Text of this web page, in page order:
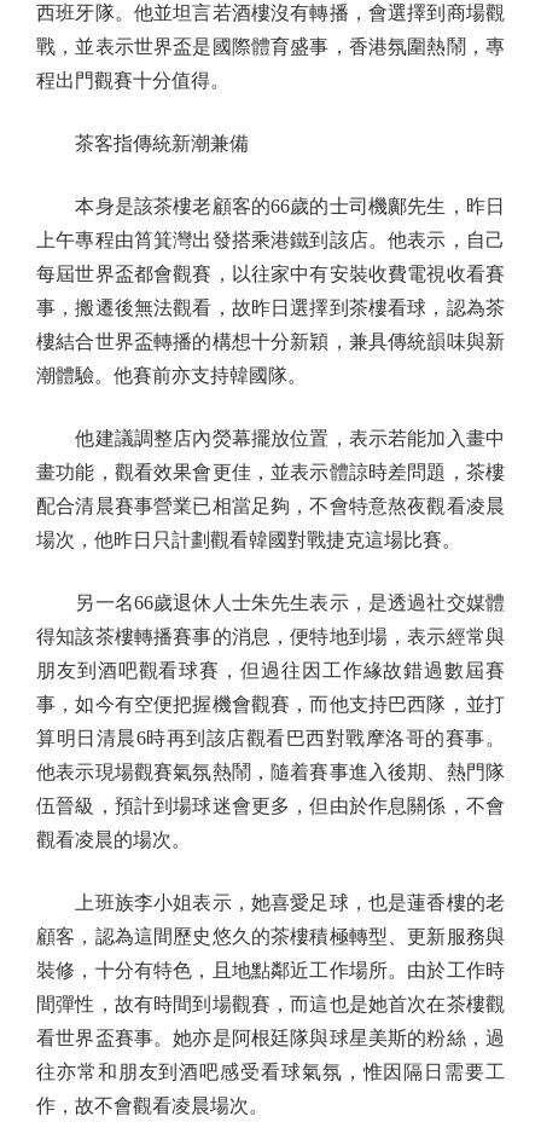
西班牙隊。他並坦言若酒樓沒有轉播，會選擇到商場觀
戰，並表示世界盃是國際體育盛事，香港氛圍熱鬧，專
程出門觀賽十分值得。
茶客指傳統新潮兼備
本身是該茶樓老顧客的66歲的士司機鄺先生，昨日
上午專程由筲箕灣出發搭乘港鐵到該店。他表示，自己
每屆世界盃都會觀賽，以往家中有安裝收費電視收看賽
事，搬遷後無法觀看，故昨日選擇到茶樓看球，認為茶
樓結合世界盃轉播的構想十分新穎，兼具傳統韻味與新
潮體驗。他賽前亦支持韓國隊。
他建議調整店內熒幕擺放位置，表示若能加入畫中
畫功能，觀看效果會更佳，並表示體諒時差問題，茶樓
配合清晨賽事營業已相當足夠，不會特意熬夜觀看凌晨
場次，他昨日只計劃觀看韓國對戰捷克這場比賽。
另一名66歲退休人士朱先生表示，是透過社交媒體
得知該茶樓轉播賽事的消息，便特地到場，表示經常與
朋友到酒吧觀看球賽，但過往因工作緣故錯過數屆賽
事，如今有空便把握機會觀賽，而他支持巴西隊，並打
算明日清晨6時再到該店觀看巴西對戰摩洛哥的賽事。
他表示現場觀賽氣氛熱鬧，隨着賽事進入後期、熱門隊
伍晉級，預計到場球迷會更多，但由於作息關係，不會
觀看凌晨的場次。
上班族李小姐表示，她喜愛足球，也是蓮香樓的老
顧客，認為這間歷史悠久的茶樓積極轉型、更新服務與
裝修，十分有特色，且地點鄰近工作場所。由於工作時
間彈性，故有時間到場觀賽，而這也是她首次在茶樓觀
看世界盃賽事。她亦是阿根廷隊與球星美斯的粉絲，過
往亦常和朋友到酒吧感受看球氣氛，惟因隔日需要工
作，故不會觀看凌晨場次。